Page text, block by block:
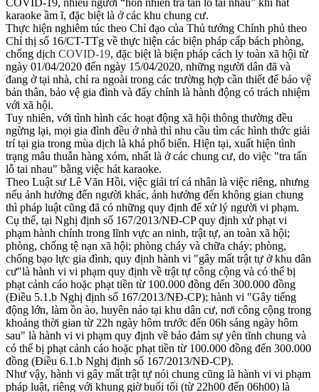
COVID-19, nhiều người “hồn nhiên tra tấn lỗ tai nhau” khi hát
karaoke ầm ĩ, đặc biệt là ở các khu chung cư.
Thực hiện nghiêm túc theo Chỉ đạo của Thủ tướng Chính phủ theo
Chỉ thị số 16/CT-TTg về thực hiện các biện pháp cấp bách phòng,
chống dịch COVID-19, đặc biệt là biện pháp cách ly toàn xã hội từ
ngày 01/04/2020 đến ngày 15/04/2020, những người dân đã và
đang ở tại nhà, chỉ ra ngoài trong các trường hợp cần thiết để bảo vệ
bản thân, bảo vệ gia đình và đấy chính là hành động có trách nhiệm
với xã hội.
Tuy nhiên, với tình hình các hoạt động xã hội thông thường đều
ngừng lại, mọi gia đình đều ở nhà thì nhu cầu tìm các hình thức giải
trí tại gia trong mùa dịch là khá phổ biến. Hiện tại, xuất hiện tình
trạng mâu thuẫn hàng xóm, nhất là ở các chung cư, do việc "tra tấn
lỗ tai nhau" bằng việc hát karaoke.
Theo Luật sư Lê Văn Hồi, việc giải trí cá nhân là việc riêng, nhưng
nếu ảnh hưởng đến người khác, ảnh hưởng đến không gian chung
thì pháp luật cũng đã có những quy định để xử lý người vi phạm.
Cụ thể, tại Nghị định số 167/2013/NĐ-CP quy định xử phạt vi
phạm hành chính trong lĩnh vực an ninh, trật tự, an toàn xã hội;
phòng, chống tệ nạn xã hội; phòng cháy và chữa cháy; phòng,
chống bạo lực gia đình, quy định hành vi "gây mất trật tự ở khu dân
cư"là hành vi vi phạm quy định về trật tự công cộng và có thể bị
phạt cảnh cáo hoặc phạt tiền từ 100.000 đồng đến 300.000 đồng
(Điều 5.1.b Nghị định số 167/2013/NĐ-CP); hành vi "Gây tiếng
động lớn, làm ồn ào, huyên náo tại khu dân cư, nơi công cộng trong
khoảng thời gian từ 22h ngày hôm trước đến 06h sáng ngày hôm
sau" là hành vi vi phạm quy định về bảo đảm sự yên tĩnh chung và
có thể bị phạt cảnh cáo hoặc phạt tiền từ 100.000 đồng đến 300.000
đồng (Điều 6.1.b Nghị định số 167/2013/NĐ-CP).
Như vậy, hành vi gây mất trật tự nói chung cũng là hành vi vi phạm
pháp luật, riêng với khung giờ buổi tối (từ 22h00 đến 06h00) là